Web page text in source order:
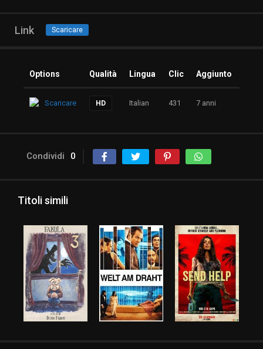
Link Scaricare
Options Qualità Lingua Clic Aggiunto
Scaricare HD Italian 431 7 anni
Condividi 0
Titoli simili